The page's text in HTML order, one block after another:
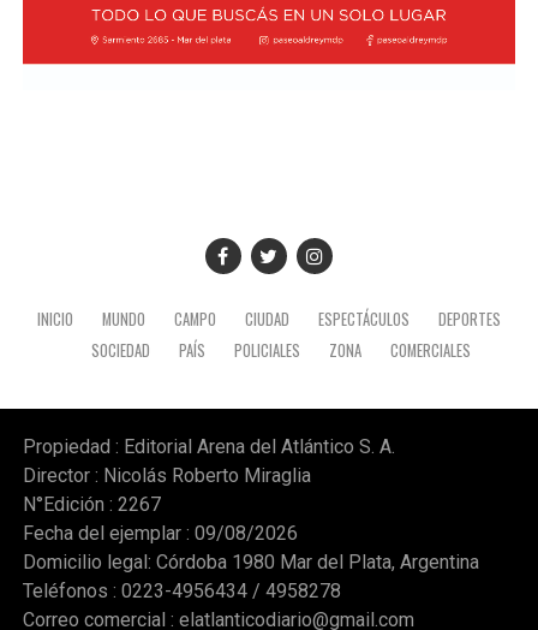
INICIO MUNDO CAMPO CIUDAD ESPECTÁCULOS
DEPORTES
SOCIEDAD
PAÍS POLICIALES ZONA COMERCIALES
Propiedad : Editorial Arena del Atlántico S. A.
Director : Nicolás Roberto Miraglia
N°Edición : 2267
Fecha del ejemplar : 09/08/2026
Domicilio legal: Córdoba 1980 Mar del Plata, Argentina
Teléfonos : 0223-4956434 / 4958278
Correo comercial : elatlanticodiario@gmail.com